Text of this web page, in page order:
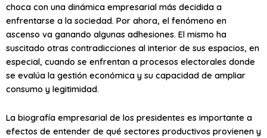
choca con una dinámica empresarial más decidida a
enfrentarse a la sociedad. Por ahora, el fenómeno en
ascenso va ganando algunas adhesiones. El mismo ha
suscitado otras contradicciones al interior de sus espacios, en
especial, cuando se enfrentan a procesos electorales donde
se evalúa la gestión económica y su capacidad de ampliar
consumo y legitimidad.
La biografía empresarial de los presidentes es importante a
efectos de entender de qué sectores productivos provienen y